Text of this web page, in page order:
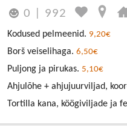
0 992
Kodused pelmeenid. 9,20€
Borš veiselihaga. 6,50€
Puljong ja pirukas. 5,10€
Ahjulõhe + ahjujuurviljad,
Tortilla kana, köögiviljade ja